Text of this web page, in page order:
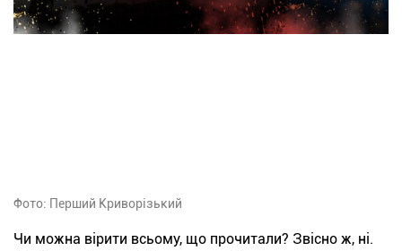
Фото: Перший Криворізький
Чи можна вірити всьому, що прочитали? Звісно ж, ні.